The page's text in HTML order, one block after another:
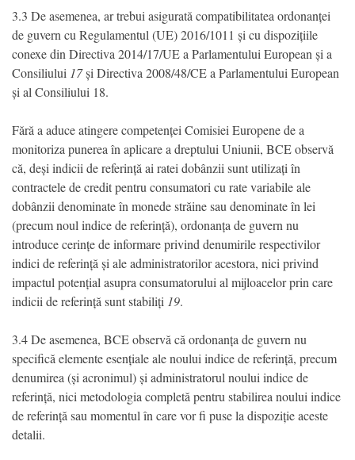
3.3 De asemenea, ar trebui asigurată compatibilitatea ordonanței
de guvern cu Regulamentul (UE) 2016/1011 și cu dispozițiile
conexe din Directiva 2014/17/UE a Parlamentului European și a
Consiliului 17și Directiva 2008/48/CE a Parlamentului European
și al Consiliului 18.
Fără a aduce atingere competenței Comisiei Europene de a
monitoriza punerea în aplicare a dreptului Uniunii, BCE observă
că, deși indicii de referință ai ratei dobânzii sunt utilizați în
contractele de credit pentru consumatori cu rate variabile ale
dobânzii denominate în monede străine sau denominate în lei
(precum noul indice de referință), ordonanța de guvern nu
introduce cerințe de informare privind denumirile respectivilor
indici de referință și ale administratorilor acestora, nici privind
impactul potențial asupra consumatorului al mijloacelor prin care
indicii de referință sunt stabiliți 19.
3.4 De asemenea, BCE observă că ordonanța de guvern nu
specifică elemente esențiale ale noului indice de referință, precum
denumirea (și acronimul) și administratorul noului indice de
referință, nici metodologia completă pentru stabilirea noului indice
de referință sau momentul în care vor fi puse la dispoziție aceste
detalii.